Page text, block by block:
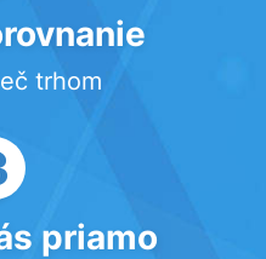
trhom
priamo